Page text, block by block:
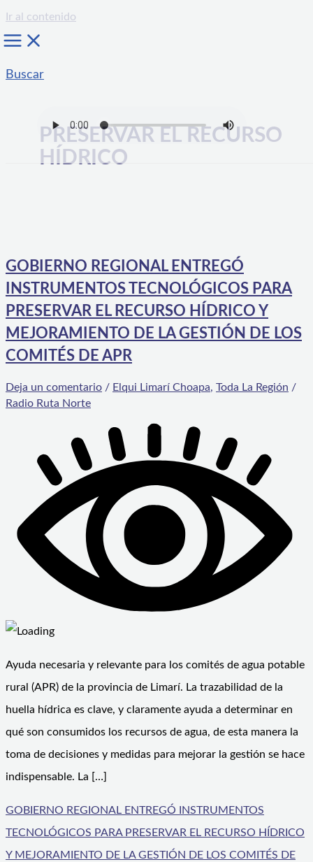
Ir al contenido
Buscar
PRESERVAR EL RECURSO
HÍDRICO
GOBIERNO REGIONAL ENTREGÓ
INSTRUMENTOS TECNOLÓGICOS PARA
PRESERVAR EL RECURSO HÍDRICO Y
MEJORAMIENTO DE LA GESTIÓN DE LOS
COMITÉS DE APR
Deja un comentario / Elqui Limarí Choapa, Toda La Región /
Radio Ruta Norte
Ayuda necesaria y relevante para los comités de agua potable
rural (APR) de la provincia de Limarí. La trazabilidad de la
huella hídrica es clave, y claramente ayuda a determinar en
qué son consumidos los recursos de agua, de esta manera la
toma de decisiones y medidas para mejorar la gestión se hace
indispensable. La […]
GOBIERNO REGIONAL ENTREGÓ INSTRUMENTOS
TECNOLÓGICOS PARA PRESERVAR EL RECURSO HÍDRICO
Y MEJORAMIENTO DE LA GESTIÓN DE LOS COMITÉS DE